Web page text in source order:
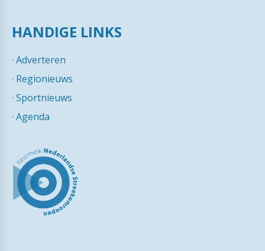
HANDIGE LINKS
· Adverteren
· Regionieuws
· Sportnieuws
· Agenda